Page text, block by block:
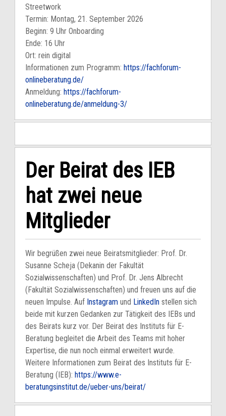
Streetwork
Termin: Montag, 21. September 2026
Beginn: 9 Uhr Onboarding
Ende: 16 Uhr
Ort: rein digital
Informationen zum Programm: https://fachforum-
onlineberatung.de/
Anmeldung: https://fachforum-
onlineberatung.de/anmeldung-3/
Der Beirat des IEB
hat zwei neue
Mitglieder
Wir begrüßen zwei neue Beiratsmitglieder: Prof. Dr.
Susanne Scheja (Dekanin der Fakultät
Sozialwissenschaften) und Prof. Dr. Jens Albrecht
(Fakultät Sozialwissenschaften) und freuen uns auf die
neuen Impulse. Auf Instagramund LinkedInstellen sich
beide mit kurzen Gedanken zur Tätigkeit des IEBs und
des Beirats kurz vor. Der Beirat des Instituts für E-
Beratung begleitet die Arbeit des Teams mit hoher
Expertise, die nun noch einmal erweitert wurde.
Weitere Informationen zum Beirat des Instituts für E-
Beratung (IEB): https://www.e-
beratungsinstitut.de/ueber-uns/beirat/